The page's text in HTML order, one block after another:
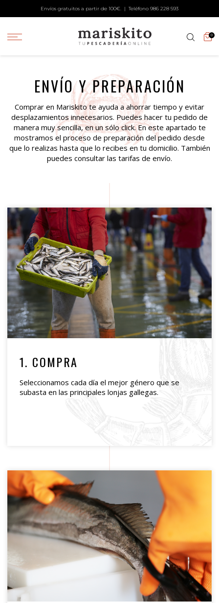
Envíos gratuitos a partir de 100€. | Teléfono 986 228 593
0
ENVÍO Y PREPARACIÓN
Comprar en Mariskito te ayuda a ahorrar tiempo y evitar
desplazamientos innecesarios. Puedes hacer tu pedido de
manera muy sencilla, en un sólo click. En este apartado te
mostramos el proceso de preparación del pedido desde
que lo realizas hasta que lo recibes en tu domicilio. También
puedes consultar las tarifas de envío.
1. COMPRA
Seleccionamos cada día el mejor género que se
subasta en las principales lonjas gallegas.